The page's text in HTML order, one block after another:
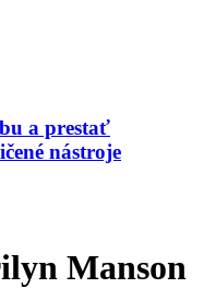
a prestať
nástroje
Manson